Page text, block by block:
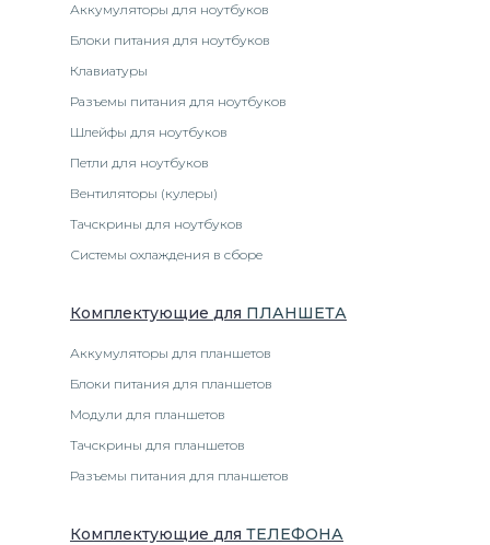
Аккумуляторы для ноутбуков
Блоки питания для ноутбуков
Клавиатуры
Разъемы питания для ноутбуков
Шлейфы для ноутбуков
Петли для ноутбуков
Вентиляторы (кулеры)
Тачскрины для ноутбуков
Системы охлаждения в сборе
Комплектующие для ПЛАНШЕТА
Аккумуляторы для планшетов
Блоки питания для планшетов
Модули для планшетов
Тачскрины для планшетов
Разъемы питания для планшетов
Комплектующие для ТЕЛЕФОНА